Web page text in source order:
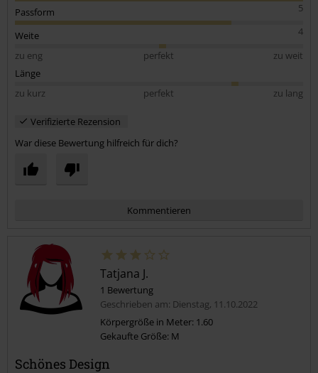
5
Passform
4
Weite
zu eng
perfekt
zu weit
Länge
zu kurz
perfekt zu lang
Verifizierte Rezension
War diese Bewertung hilfreich für dich?
Kommentieren
Kommentar jetzt abschicken!
Tatjana J.
1 Bewertung
Geschrieben am: Dienstag, 11.10.2022
Körpergröße in Meter: 1.60
Gekaufte Größe: M
Schönes Design